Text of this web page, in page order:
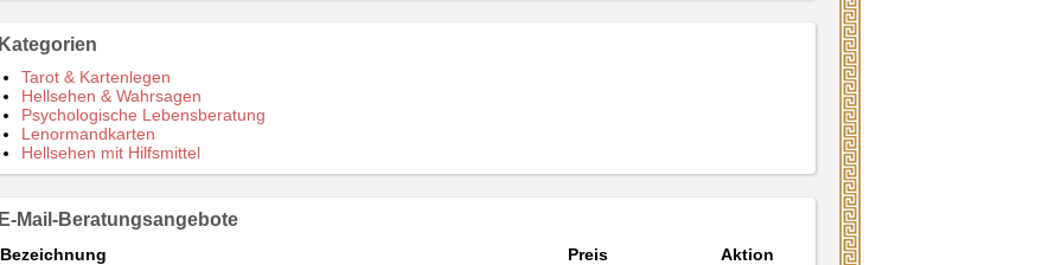
Kategorien
Tarot & Kartenlegen
Hellsehen & Wahrsagen
Psychologische Lebensberatung
Lenormandkarten
Hellsehen mit Hilfsmittel
E-Mail-Beratungsangebote
Bezeichnung Preis
Aktion